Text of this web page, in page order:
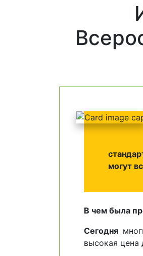
могут
В чем была
Сегодня
высокая цена